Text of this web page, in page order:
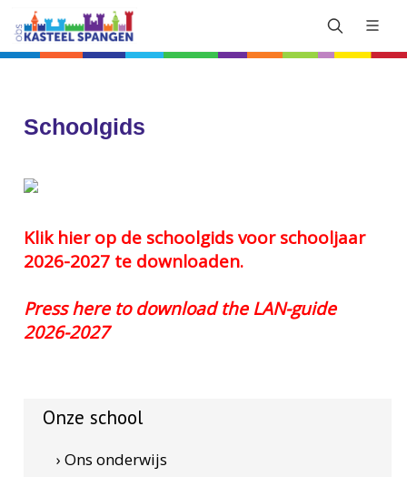
Schoolgids
Klik hier op de schoolgids voor schooljaar
2026-2027 te downloaden.
Press here to download the LAN-guide
2026-2027
Onze school
› Ons onderwijs